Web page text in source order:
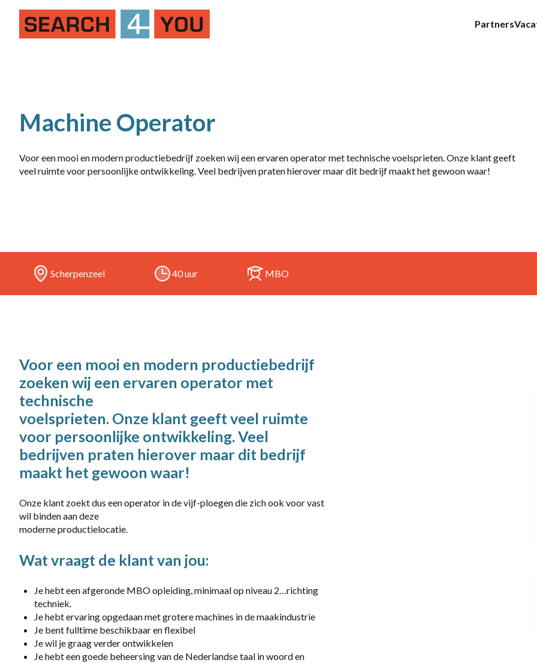
Partners
Machine Operator
Voor een mooi en modern productiebedrijf zoeken wij een ervaren operator met technische voelsprieten. Onze klant geeft
veel ruimte voor persoonlijke ontwikkeling. Veel bedrijven praten hierover maar dit bedrijf maakt het gewoon waar!
Scherpenzeel 40 uur MBO
Voor een mooi en modern productiebedrijf
zoeken wij een ervaren operator met
technische
voelsprieten. Onze klant geeft veel ruimte
voor persoonlijke ontwikkeling. Veel
bedrijven praten hierover maar dit bedrijf
maakt het gewoon waar!
Onze klant zoekt dus een operator in de vijf-ploegen die zich ook voor vast
wil binden aan deze
moderne productielocatie.
Wat vraagt de klant van jou:
Je hebt een afgeronde MBO opleiding, minimaal op niveau 2…richting
techniek.
Je hebt ervaring opgedaan met grotere machines in de maakindustrie
Je bent fulltime beschikbaar en flexibel
Je wil je graag verder ontwikkelen
Je hebt een goede beheersing van de Nederlandse taal in woord en
dienstverband
Almelo Amersfoort
Apeldoorn
Eerbeek
Harderwijk
Rotterdam
Vianen
Techniek / Procesindustrie